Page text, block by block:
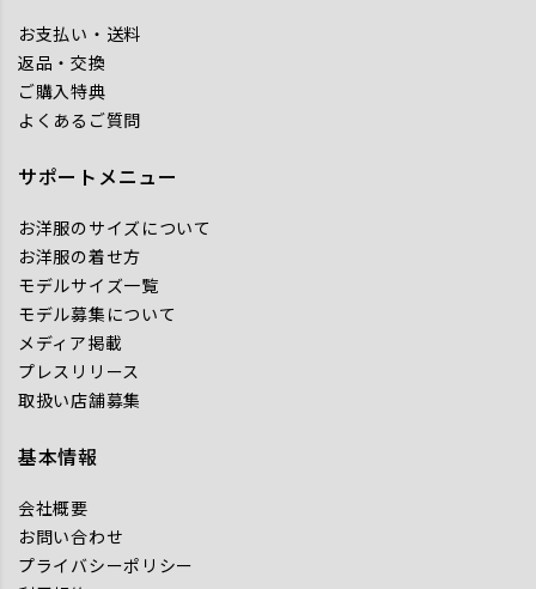
お支払い・送料
返品・交換
ご購入特典
よくあるご質問
サポートメニュー
お洋服のサイズについて
お洋服の着せ方
モデルサイズ一覧
モデル募集について
メディア掲載
プレスリリース
取扱い店舗募集
基本情報
会社概要
お問い合わせ
プライバシーポリシー